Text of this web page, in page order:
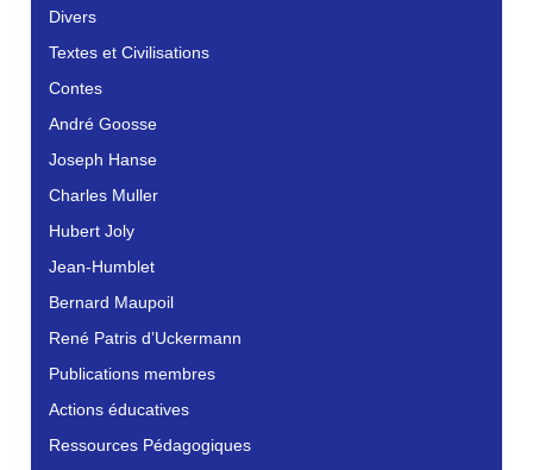
Divers
Textes et Civilisations
Contes
André Goosse
Joseph Hanse
Charles Muller
Hubert Joly
Jean-Humblet
Bernard Maupoil
René Patris d’Uckermann
Publications membres
Actions éducatives
Ressources Pédagogiques